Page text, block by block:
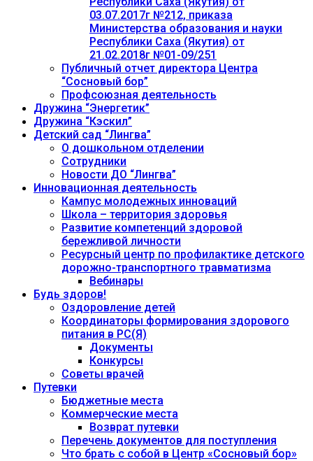
03.07.2017г №212, приказа
Министерства образования и науки
Республики Саха (Якутия) от
21.02.2018г №01-09/251
Публичный отчет директора Центра
“Сосновый бор”
Профсоюзная деятельность
Дружина “Энергетик”
Дружина “Кэскил”
Детский сад “Лингва”
О дошкольном отделении
Сотрудники
Новости ДО “Лингва”
Инновационная деятельность
Кампус молодежных инноваций
Школа – территория здоровья
Развитие компетенций здоровой
бережливой личности
Ресурсный центр по профилактике детского
дорожно-транспортного травматизма
Вебинары
Будь здоров!
Оздоровление детей
Координаторы формирования здорового
питания в РС(Я)
Документы
Конкурсы
Советы врачей
Путевки
Бюджетные места
Коммерческие места
Возврат путевки
Перечень документов для поступления
Что брать с собой в Центр «Сосновый бор»